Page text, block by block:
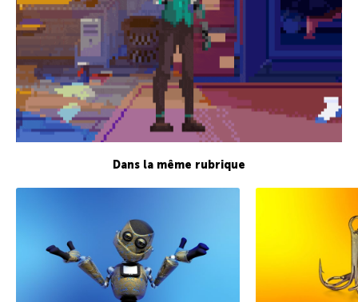
Dans la même rubrique